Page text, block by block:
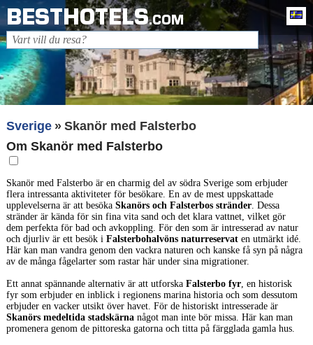
BESTHOTELS.COM
Sverige
Skanör med Falsterbo
Om Skanör med Falsterbo
Skanör med Falsterbo är en charmig del av södra Sverige som erbjuder
flera intressanta aktiviteter för besökare. En av de mest uppskattade
upplevelserna är att besöka Skanörs och Falsterbos stränder. Dessa
stränder är kända för sin fina vita sand och det klara vattnet, vilket gör
dem perfekta för bad och avkoppling. För den som är intresserad av natur
och djurliv är ett besök i Falsterbohalvöns naturreservaten utmärkt idé.
Här kan man vandra genom den vackra naturen och kanske få syn på några
av de många fågelarter som rastar här under sina migrationer.
Ett annat spännande alternativ är att utforska Falsterbo fyr, en historisk
fyr som erbjuder en inblick i regionens marina historia och som dessutom
erbjuder en vacker utsikt över havet. För de historiskt intresserade är
Skanörs medeltida stadskärnanågot man inte bör missa. Här kan man
promenera genom de pittoreska gatorna och titta på färgglada gamla hus.